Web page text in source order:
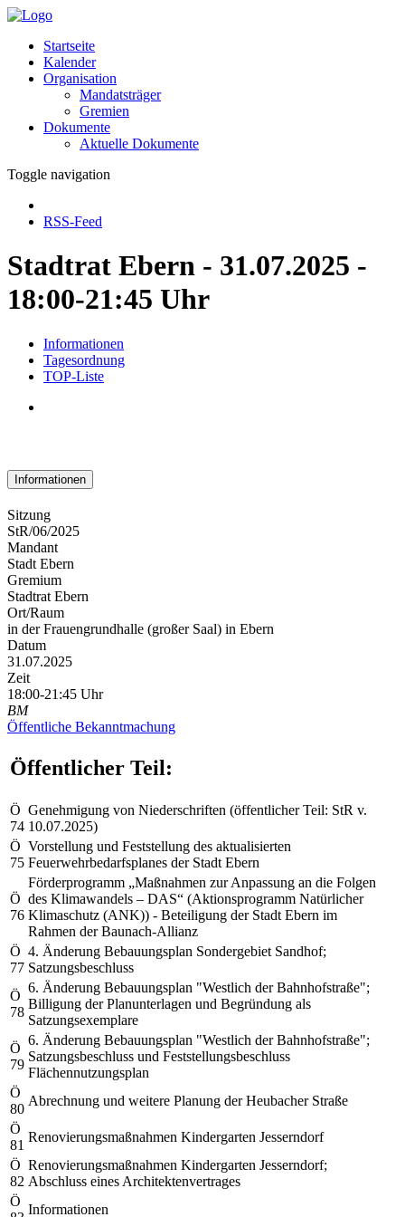
Startseite
Kalender
Organisation
Mandatsträger
Gremien
Dokumente
Aktuelle Dokumente
Toggle navigation
RSS-Feed
Stadtrat Ebern - 31.07.2025 -
18:00-21:45 Uhr
Informationen
Tagesordnung
TOP-Liste
Informationen
Sitzung
StR/06/2025
Mandant
Stadt Ebern
Gremium
Stadtrat Ebern
Ort/Raum
in der Frauengrundhalle (großer Saal) in Ebern
Datum
31.07.2025
Zeit
18:00-21:45 Uhr
BM
Öffentliche Bekanntmachung
Öffentlicher Teil:
Ö
74
Genehmigung von Niederschriften (öffentlicher Teil: StR v.
10.07.2025)
Ö
75
Vorstellung und Feststellung des aktualisierten
Feuerwehrbedarfsplanes der Stadt Ebern
Ö
76
Förderprogramm „Maßnahmen zur Anpassung an die Folgen
des Klimawandels – DAS“ (Aktionsprogramm Natürlicher
Klimaschutz (ANK)) - Beteiligung der Stadt Ebern im
Rahmen der Baunach-Allianz
Ö
77
4. Änderung Bebauungsplan Sondergebiet Sandhof;
Satzungsbeschluss
Ö
78
6. Änderung Bebauungsplan "Westlich der Bahnhofstraße";
Billigung der Planunterlagen und Begründung als
Satzungsexemplare
Ö
79
6. Änderung Bebauungsplan "Westlich der Bahnhofstraße";
Satzungsbeschluss und Feststellungsbeschluss
Flächennutzungsplan
Ö
80
Abrechnung und weitere Planung der Heubacher Straße
Ö
81
Renovierungsmaßnahmen Kindergarten Jesserndorf
Ö
82
Renovierungsmaßnahmen Kindergarten Jesserndorf;
Abschluss eines Architektenvertrages
Ö
Informationen